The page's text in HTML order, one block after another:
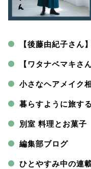
【後藤由紀子さん
【ワタナベマキさ
小さなヘアメイク
暮らすように旅す
別室 料理とお菓子
編集部ブログ
ひとやすみ中の連